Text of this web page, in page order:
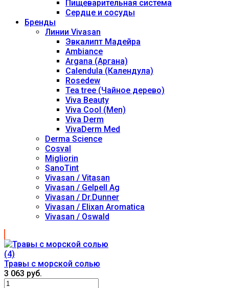
Пищеварительная система
Сердце и сосуды
Бренды
Линии Vivasan
Эвкалипт Мадейра
Ambiance
Argana (Аргана)
Calendula (Календула)
Rosedew
Tea tree (Чайное дерево)
Viva Beauty
Viva Cool (Men)
Viva Derm
VivaDerm Med
Derma Science
Cosval
Migliorin
SanoTint
Vivasan / Vitasan
Vivasan / Gelpell Ag
Vivasan / Dr.Dunner
Vivasan / Elixan Aromatica
Vivasan / Oswald
(4)
Травы с морской солью
3 063 руб.